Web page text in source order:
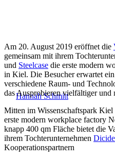
factory
öffnet ihre
By Hannah Schmitt19. August
Am 20. August 2019 eröffnet die
gemeinsam mit ihrem
und Steelcase die erste modern
in Kiel. Die Besucher erwartet
verschiedene Raum- und
das Ausprobieren vielfältiger
Mitten im Wissenschaftspark
erste modern workplace factory
knapp 400 qm Fläche bietet die
ihrem Tochterunternehmen
Kooperationspartnern